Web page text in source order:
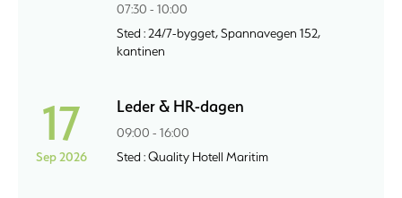
07:30 - 10:00
Sted : 24/7-bygget, Spannavegen 152,
kantinen
17
Sep 2026
Leder & HR-dagen
09:00 - 16:00
Sted : Quality Hotell Maritim